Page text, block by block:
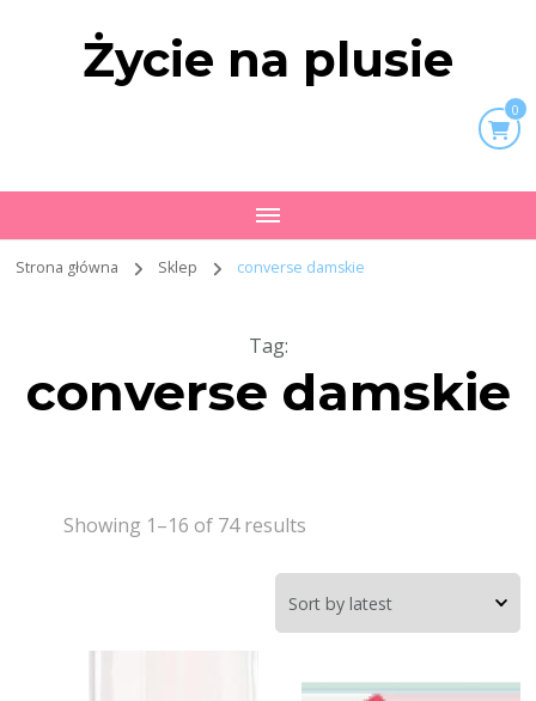
Życie na plusie
0
Strona główna Sklep converse damskie
Tag:
converse damskie
Showing 1–16 of 74 results